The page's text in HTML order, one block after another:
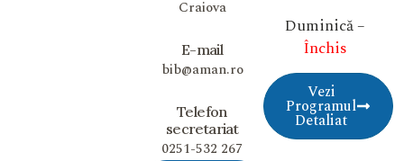
Duminică –
Închis
Vezi
Programul
Detaliat
Craiova
E-mail
bib@aman.ro
Telefon
secretariat
0251-532 267